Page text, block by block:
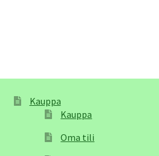
Kauppa
Kauppa
Oma tili